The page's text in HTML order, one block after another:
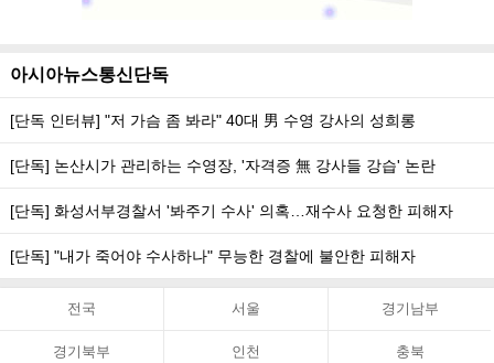
아시아뉴스통신단독
[단독 인터뷰] "저 가슴 좀 봐라" 40대 男 수영 강사의 성희롱
[단독] 논산시가 관리하는 수영장, '자격증 無 강사들 강습' 논란
[단독] 화성서부경찰서 '봐주기 수사' 의혹…재수사 요청한 피해자
[단독] "내가 죽어야 수사하나" 무능한 경찰에 불안한 피해자
전국 서울 경기남부
경기북부 인천 충북